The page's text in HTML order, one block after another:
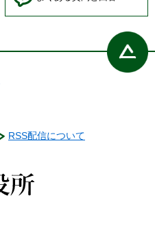
RSS配信について